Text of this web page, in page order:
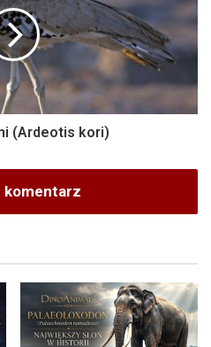
(Ardeotis kori)
komentarz